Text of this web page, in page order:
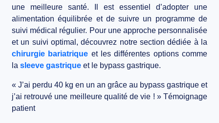
une meilleure santé. Il est essentiel d’adopter une
alimentation équilibrée et de suivre un programme de
suivi médical régulier. Pour une approche personnalisée
et un suivi optimal, découvrez notre section dédiée à la
chirurgie bariatrique et les différentes options comme
la sleeve gastrique et le bypass gastrique.
« J’ai perdu 40 kg en un an grâce au bypass gastrique et
j’ai retrouvé une meilleure qualité de vie ! » Témoignage
patient